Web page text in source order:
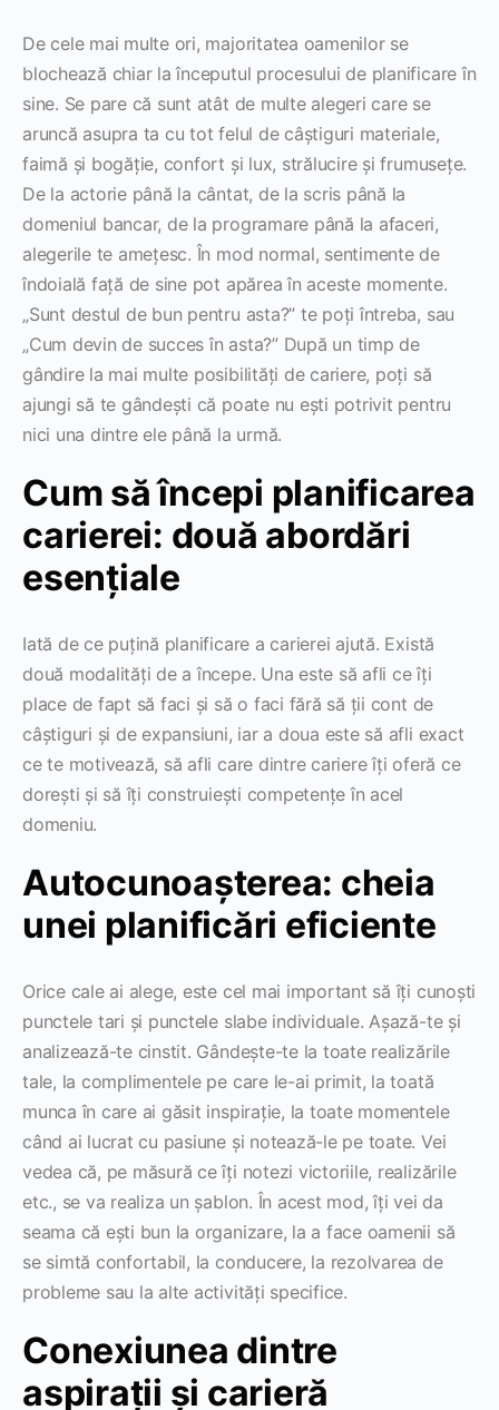
De cele mai multe ori, majoritatea oamenilor se
blochează chiar la începutul procesului de planificare în
sine. Se pare că sunt atât de multe alegeri care se
aruncă asupra ta cu tot felul de câștiguri materiale,
faimă și bogăție, confort și lux, strălucire și frumusețe.
De la actorie până la cântat, de la scris până la
domeniul bancar, de la programare până la afaceri,
alegerile te amețesc. În mod normal, sentimente de
îndoială față de sine pot apărea în aceste momente.
„Sunt destul de bun pentru asta?” te poți întreba, sau
„Cum devin de succes în asta?” După un timp de
gândire la mai multe posibilități de cariere, poți să
ajungi să te gândești că poate nu ești potrivit pentru
nici una dintre ele până la urmă.
Cum să începi planificarea
carierei: două abordări
esențiale
Iată de ce puțină planificare a carierei ajută. Există
două modalități de a începe. Una este să afli ce îți
place de fapt să faci și să o faci fără să ții cont de
câștiguri și de expansiuni, iar a doua este să afli exact
ce te motivează, să afli care dintre cariere îți oferă ce
dorești și să îți construiești competențe în acel
domeniu.
Autocunoașterea: cheia
unei planificări eficiente
Orice cale ai alege, este cel mai important să îți cunoști
punctele tari și punctele slabe individuale. Așază-te și
analizează-te cinstit. Gândește-te la toate realizările
tale, la complimentele pe care le-ai primit, la toată
munca în care ai găsit inspirație, la toate momentele
când ai lucrat cu pasiune și notează-le pe toate. Vei
vedea că, pe măsură ce îți notezi victoriile, realizările
etc., se va realiza un șablon. În acest mod, îți vei da
seama că ești bun la organizare, la a face oamenii să
se simtă confortabil, la conducere, la rezolvarea de
probleme sau la alte activități specifice.
Conexiunea dintre
aspirații și carieră